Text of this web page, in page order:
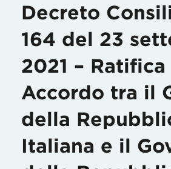
Decreto
164 del 23
2021 – Ratifica
Accordo tra il
della
Italiana e il